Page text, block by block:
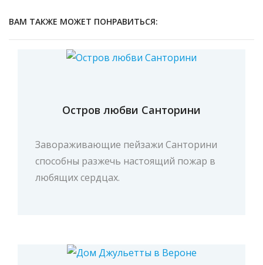
ВАМ ТАКЖЕ МОЖЕТ ПОНРАВИТЬСЯ:
Остров любви Санторини
Завораживающие пейзажи Санторини
способны разжечь настоящий пожар в
любящих сердцах.